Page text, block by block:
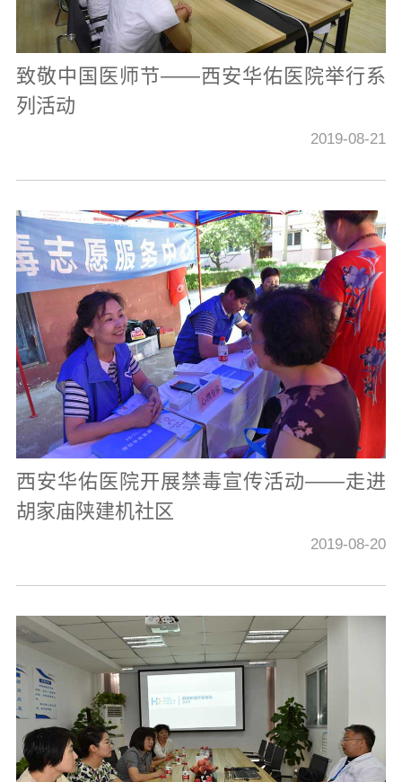
致敬中国医师节——西安华佑医院举行系
列活动
2019-08-21
西安华佑医院开展禁毒宣传活动——走进
胡家庙陕建机社区
2019-08-20